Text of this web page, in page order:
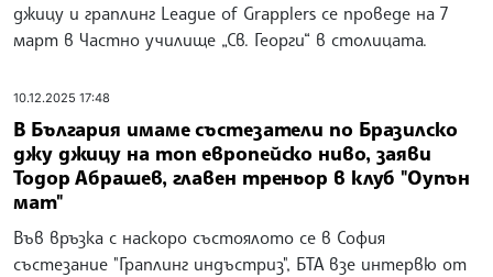
джицу и граплинг League of Grapplers се проведе на 7
март в Частно училище „Св. Георги“ в столицата.
10.12.2025 17:48
В България имаме състезатели по Бразилско
джу джицу на топ европейско ниво, заяви
Тодор Абрашев, главен треньор в клуб "Оупън
мат"
Във връзка с наскоро състоялото се в София
състезание "Граплинг индъстриз", БТА взе интервю от